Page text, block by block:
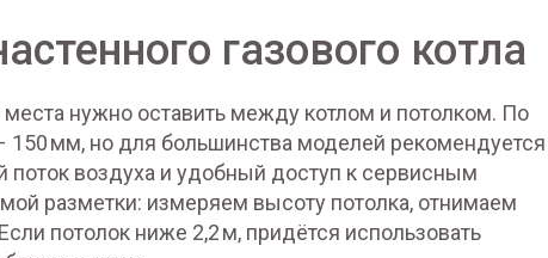
газового котла
нужно оставить между котлом и потолком. По
мм, но для большинства моделей рекомендуется
воздуха и удобный доступ к сервисным
разметки: измеряем высоту потолка, отнимаем
потолок ниже 2,2 м, придётся использовать